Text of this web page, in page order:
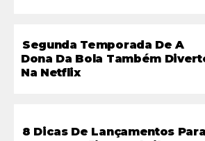
Segunda Temporada De A
Dona Da Bola Também
Na Netflix
8 Dicas De Lançamentos Para